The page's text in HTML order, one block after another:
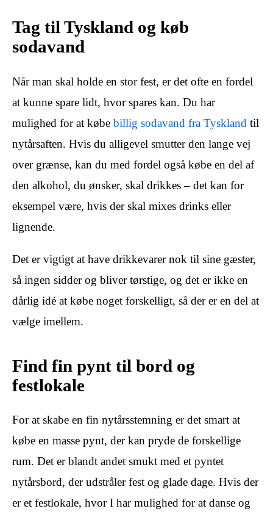
Tag til Tyskland og køb
sodavand
Når man skal holde en stor fest, er det ofte en fordel
at kunne spare lidt, hvor spares kan. Du har
mulighed for at købe billig sodavand fra Tyskland til
nytårsaften. Hvis du alligevel smutter den lange vej
over grænse, kan du med fordel også købe en del af
den alkohol, du ønsker, skal drikkes – det kan for
eksempel være, hvis der skal mixes drinks eller
lignende.
Det er vigtigt at have drikkevarer nok til sine gæster,
så ingen sidder og bliver tørstige, og det er ikke en
dårlig idé at købe noget forskelligt, så der er en del at
vælge imellem.
Find fin pynt til bord og
festlokale
For at skabe en fin nytårsstemning er det smart at
købe en masse pynt, der kan pryde de forskellige
rum. Det er blandt andet smukt med et pyntet
nytårsbord, der udstråler fest og glade dage. Hvis der
er et festlokale, hvor I har mulighed for at danse og